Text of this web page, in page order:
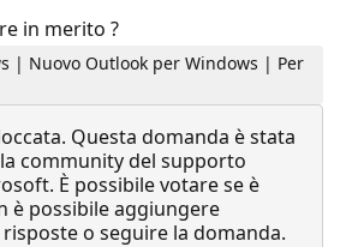
in merito ?
| Nuovo Outlook per Windows | Per
Questa domanda è stata
community del supporto
È possibile votare se è
è possibile aggiungere
o seguire la domanda.